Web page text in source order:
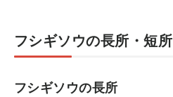
フシギソウの長所・短所
フシギソウの長所